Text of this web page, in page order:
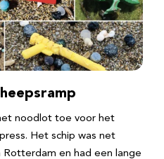
noodlot toe voor het
Het schip was net
en had een lange